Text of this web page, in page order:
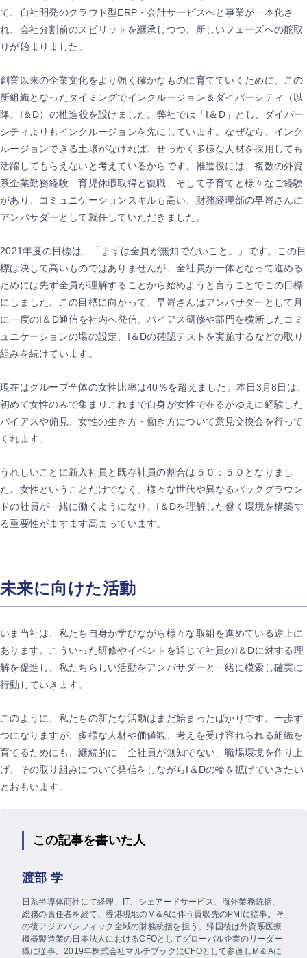
て、自社開発のクラウド型ERP・会計サービスへと事業が一本化さ
れ、会社分割前のスピリットを継承しつつ、新しいフェーズへの舵取
りが始まりました。
創業以来の企業文化をより強く確かなものに育てていくために、この
新組織となったタイミングでインクルージョン＆ダイバーシティ（以
降、I＆D）の推進役を設けました。弊社では「I＆D」とし、ダイバー
シティよりもインクルージョンを先にしています。なぜなら、インク
ルージョンできる土壌がなければ、せっかく多様な人材を採用しても
活躍してもらえないと考えているからです。推進役には、複数の外資
系企業勤務経験、育児休暇取得と復職、そして子育てと様々なご経験
があり、コミュニケーションスキルも高い、財務経理部の早嵜さんに
アンバサダーとして就任していただきました。
2021年度の目標は、「まずは全員が無知でないこと。」です。この目
標は決して高いものではありませんが、全社員が一体となって進める
ためには先ず全員が理解することから始めようと言うことでこの目標
にしました。この目標に向かって、早嵜さんはアンバサダーとして月
に一度のI＆D通信を社内へ発信、バイアス研修や部門を横断したコミ
ュニケーションの場の設定、I＆Dの確認テストを実施するなどの取り
組みを続けています。
現在はグループ全体の女性比率は40％を超えました。本日3月8日は、
初めて女性のみで集まりこれまで自身が女性で在るがゆえに経験した
バイアスや偏見、女性の生き方・働き方について意見交換会を行って
くれます。
うれしいことに新入社員と既存社員の割合は５０：５０となりまし
た。女性ということだけでなく、様々な世代や異なるバックグラウン
ドの社員が一緒に働くようになり、I＆Dを理解した働く環境を構築す
る重要性がますます高まっています。
未来に向けた活動
いま当社は、私たち自身が学びながら様々な取組を進めている途上に
あります。こういった研修やイベントを通じて社員のI＆Dに対する理
解を促進し、私たちらしい活動をアンバサダーと一緒に模索し確実に
行動していきます。
このように、私たちの新たな活動はまだ始まったばかりです。一歩ず
つになりますが、多様な人材や価値観、考えを受け容れられる組織を
育てるためにも、継続的に「全社員が無知でない」職場環境を作り上
げ、その取り組みについて発信をしながらI＆Dの輪を拡げていきたい
とおもいます。
この記事を書いた人
渡部 学
日系半導体商社にて経理、IT、シェアードサービス、海外業務統括、
総務の責任者を経て、香港現地のM＆Aに伴う買収先のPMIに従事。そ
の後アジアパシフィック全域の財務統括を担う。帰国後は外資系医療
機器製造業の日本法人におけるCFOとしてグローバル企業のリーダー
職に従事。2019年株式会社マルチブックにCFOとして参画しM＆Aに